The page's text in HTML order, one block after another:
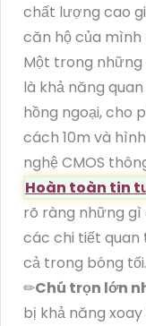
chất lượng cao
căn hộ của mình
Một trong những
là khả năng
hồng ngoại, cho
cách 10m và
nghệ CMOS
Hoàn toàn tin
rõ ràng những gì
các chi tiết quan
cả trong bóng tối.
✏Chú trọn lớn
bị khả năng